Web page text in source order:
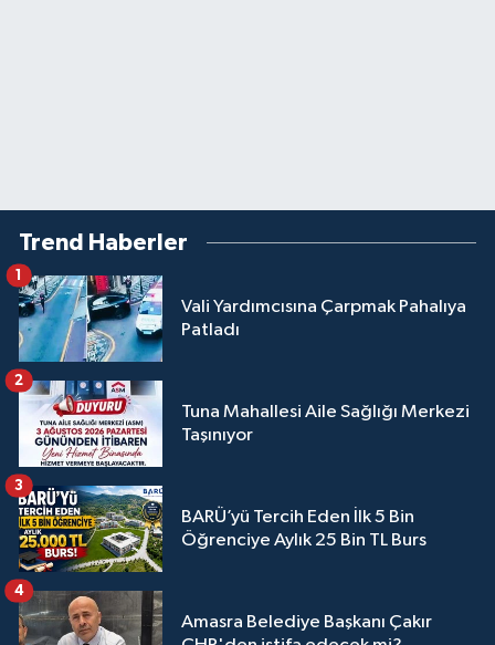
Trend Haberler
Vali Yardımcısına Çarpmak Pahalıya
Patladı
1
Tuna Mahallesi Aile Sağlığı Merkezi
Taşınıyor
2
BARÜ’yü Tercih Eden İlk 5 Bin
Öğrenciye Aylık 25 Bin TL Burs
3
Amasra Belediye Başkanı Çakır
4